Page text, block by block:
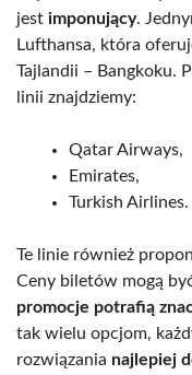
jest imponujący.
Lufthansa, która
Tajlandii – Bangkoku.
linii znajdziemy:
Qatar Airways,
Emirates,
Turkish Airlines.
Te linie również
Ceny biletów mogą
promocje potrafią
tak wielu opcjom,
rozwiązania najlepiej